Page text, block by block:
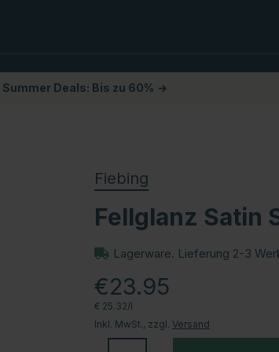
Summer Deals: Bis zu 60% →
Fiebing
Fellglanz Satin
Lagerware. Lieferung 2-3
€23.95
€ 25.32/l
Inkl. MwSt., zzgl. Versand